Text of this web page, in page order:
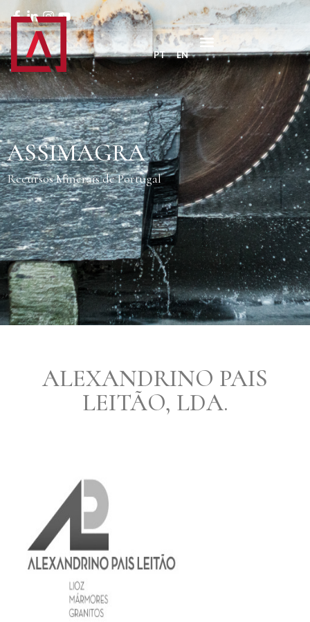
PT EN
ASSIMAGRA
Recursos Minerais de Portugal
ALEXANDRINO PAIS
LEITÃO, LDA.